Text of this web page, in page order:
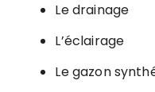
Le drainage
L’éclairage
Le gazon